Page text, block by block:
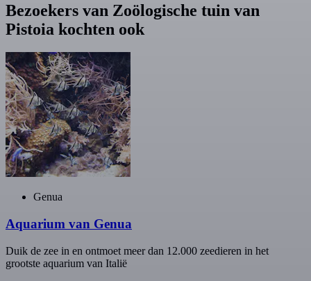
Bezoekers van Zoölogische tuin van
Pistoia kochten ook
Genua
Aquarium van Genua
Duik de zee in en ontmoet meer dan 12.000 zeedieren in het
grootste aquarium van Italië